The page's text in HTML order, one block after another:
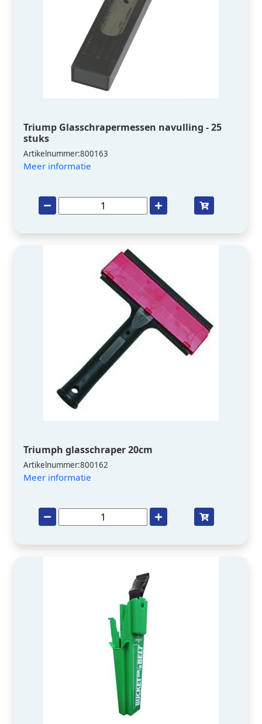
Triump Glasschrapermessen navulling - 25
stuks
Artikelnummer:800163
Meer informatie
Triumph glasschraper 20cm
Artikelnummer:800162
Meer informatie